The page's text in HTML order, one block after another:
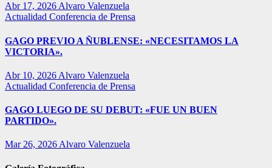
Abr 17, 2026 Alvaro Valenzuela
Actualidad Conferencia de Prensa
GAGO PREVIO A ÑUBLENSE: «NECESITAMOS LA
VICTORIA».
Abr 10, 2026 Alvaro Valenzuela
Actualidad Conferencia de Prensa
GAGO LUEGO DE SU DEBUT: «FUE UN BUEN
PARTIDO».
Mar 26, 2026 Alvaro Valenzuela